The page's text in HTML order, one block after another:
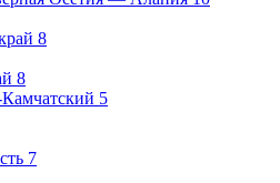
8
8
5
7